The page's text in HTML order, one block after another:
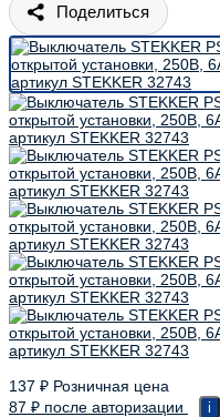
Поделиться
137 ₽ Розничная цена
87 ₽ после авторизации i